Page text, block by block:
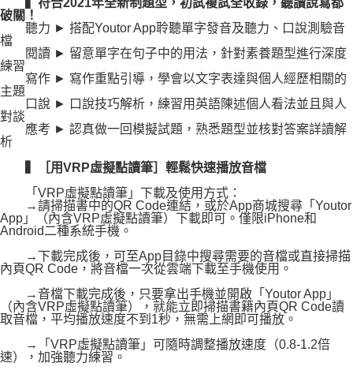
破關！
聽力 ► 搭配Youtor App聆聽單字發音及聽力、口說測驗音
檔
閱讀 ► 留意單字在句子中的用法，針對素養題型進行深度
練習
寫作 ► 寫作重點引導，學會以文字表達與個人經歷相關的
主題
口說 ► 口說技巧解析，練習用英語陳述個人看法並且與人
對談
應考 ► 認真做一回模擬試題，熟悉題型並核對答案詳讀解
析
▍［用VRP虛擬點讀筆］輕鬆快速播放音檔
「VRP虛擬點讀筆」下載及使用方式：
→請掃描書中的QR Code連結，或於App商城搜尋「Youtor
App」（內含VRP虛擬點讀筆）下載即可。僅限iPhone和
Android二種系統手機。
→下載完成後，可至App目錄中搜尋需要的音檔或直接掃描
內頁QR Code，將音檔一次從雲端下載至手機使用。
→音檔下載完成後，只要拿出手機並開啟「Youtor App」
（內含VRP虛擬點讀筆），就能立即掃描書籍內頁QR Code讀
取音檔，平均播放速度不到1秒，無需上網即可播放。
→「VRP虛擬點讀筆」可隨時調整播放速度（0.8-1.2倍
速），加強聽力練習。